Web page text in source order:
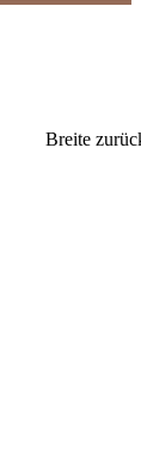
Breite